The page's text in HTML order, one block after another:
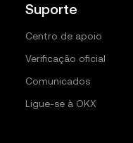
Suporte
Centro de apoio
Verificação oficial
Comunicados
Ligue-se à OKX